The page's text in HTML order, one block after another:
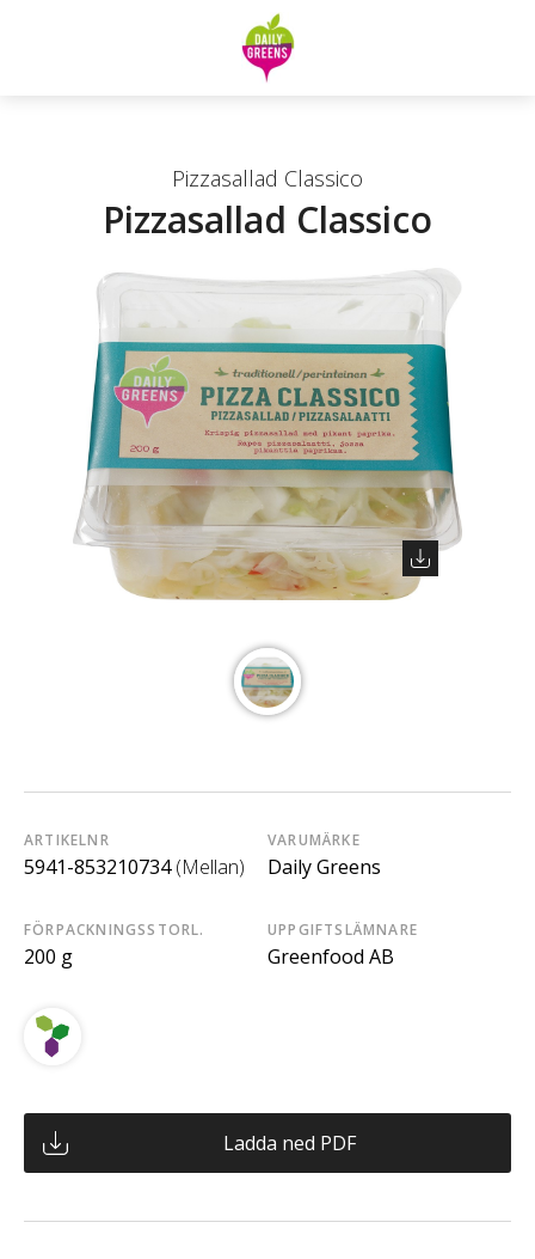
Pizzasallad Classico
Pizzasallad Classico
ARTIKELNR
5941-853210734 (Mellan)
VARUMÄRKE
Daily Greens
FÖRPACKNINGSSTORL.
200 g
UPPGIFTSLÄMNARE
Greenfood AB
Ladda ned PDF